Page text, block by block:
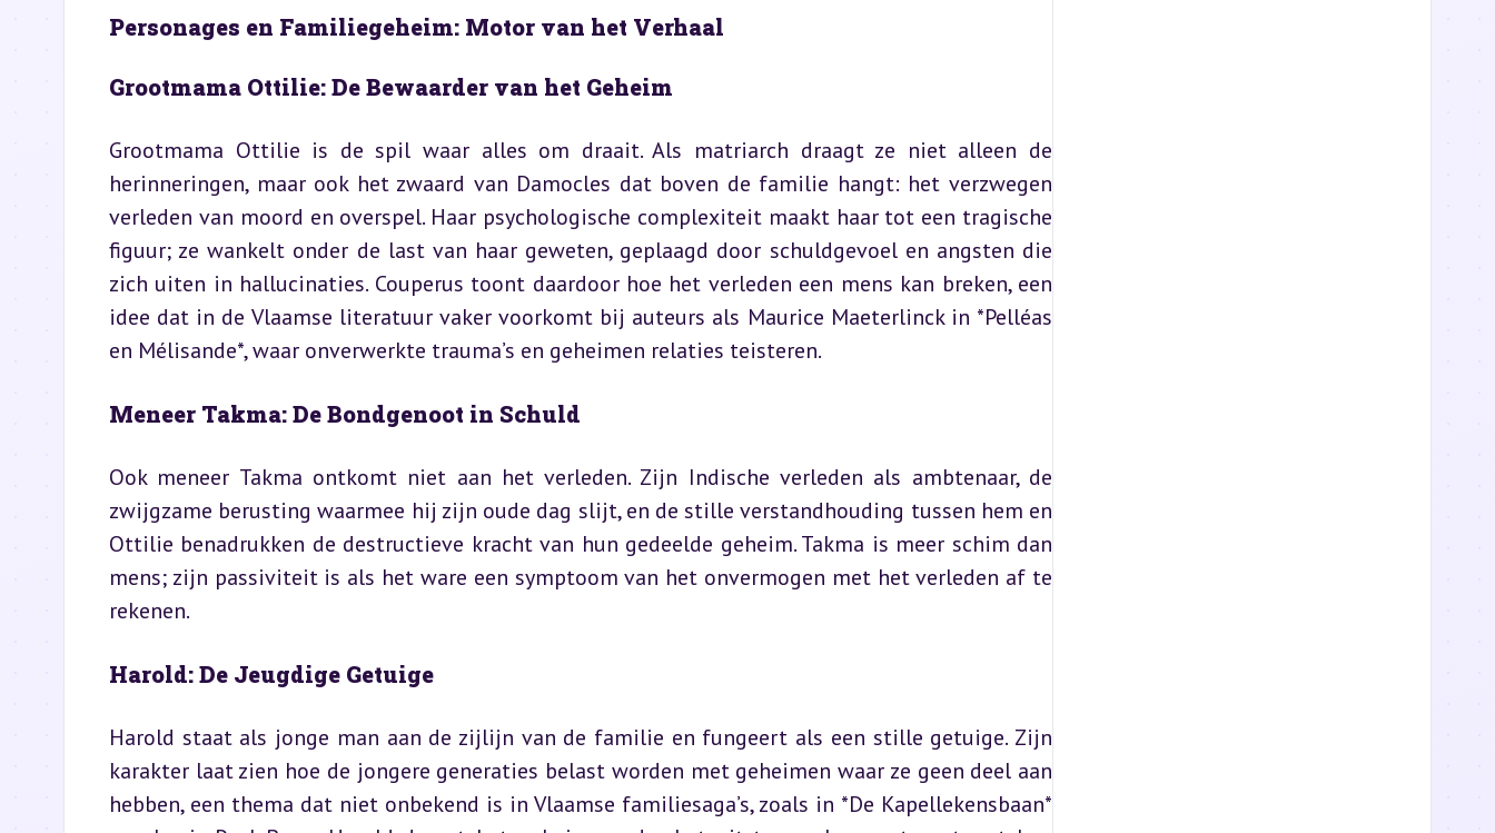
Personages en Familiegeheim: Motor van het Verhaal
Grootmama Ottilie: De Bewaarder van het Geheim
Grootmama Ottilie is de spil waar alles om draait. Als matriarch draagt ze niet alleen de
herinneringen, maar ook het zwaard van Damocles dat boven de familie hangt: het verzwegen
verleden van moord en overspel. Haar psychologische complexiteit maakt haar tot een tragische
figuur; ze wankelt onder de last van haar geweten, geplaagd door schuldgevoel en angsten die
zich uiten in hallucinaties. Couperus toont daardoor hoe het verleden een mens kan breken, een
idee dat in de Vlaamse literatuur vaker voorkomt bij auteurs als Maurice Maeterlinck in *Pelléas
en Mélisande*, waar onverwerkte trauma’s en geheimen relaties teisteren.
Meneer Takma: De Bondgenoot in Schuld
Ook meneer Takma ontkomt niet aan het verleden. Zijn Indische verleden als ambtenaar, de
zwijgzame berusting waarmee hij zijn oude dag slijt, en de stille verstandhouding tussen hem en
Ottilie benadrukken de destructieve kracht van hun gedeelde geheim. Takma is meer schim dan
mens; zijn passiviteit is als het ware een symptoom van het onvermogen met het verleden af te
rekenen.
Harold: De Jeugdige Getuige
Harold staat als jonge man aan de zijlijn van de familie en fungeert als een stille getuige. Zijn
karakter laat zien hoe de jongere generaties belast worden met geheimen waar ze geen deel aan
hebben, een thema dat niet onbekend is in Vlaamse familiesaga’s, zoals in *De Kapellekensbaan*